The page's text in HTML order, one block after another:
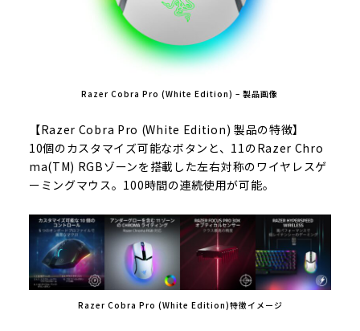
Razer Cobra Pro (White Edition) – 製品画像
【Razer Cobra Pro (White Edition) 製品の特徴】
10個のカスタマイズ可能なボタンと、11のRazer Chro
ma(TM) RGBゾーンを搭載した左右対称のワイヤレスゲ
ーミングマウス。100時間の連続使用が可能。
Razer Cobra Pro (White Edition)特徴イメージ